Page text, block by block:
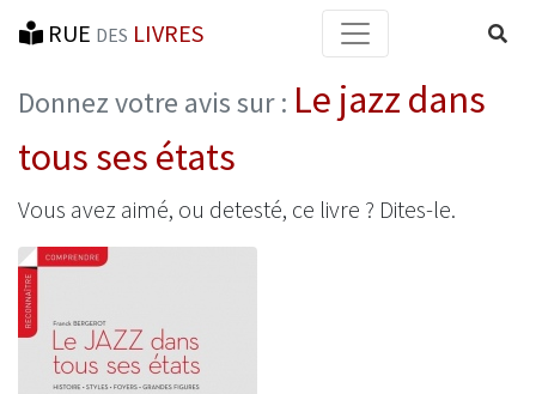
RUE DES LIVRES
Donnez votre avis sur : Le jazz dans
tous ses états
Vous avez aimé, ou detesté, ce livre ? Dites-le.